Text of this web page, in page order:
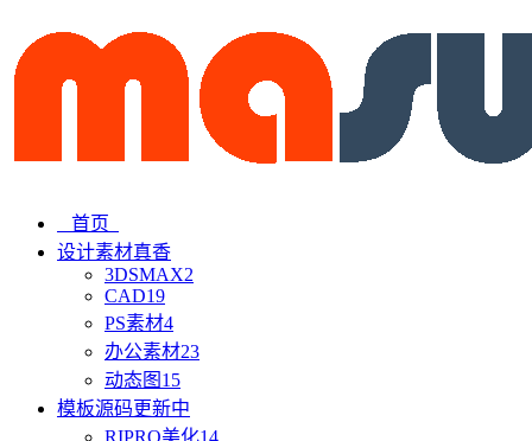
首页
设计素材真香
3DSMAX2
CAD19
PS素材4
办公素材23
动态图 15
模板源码更新中
RIPRO美化14